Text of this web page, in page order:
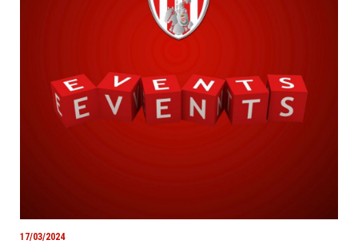
17/03/2024